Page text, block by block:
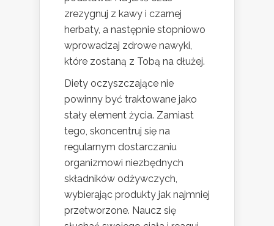
zrezygnuj z kawy i czarnej
herbaty, a następnie stopniowo
wprowadzaj zdrowe nawyki,
które zostaną z Tobą na dłużej.
Diety oczyszczające nie
powinny być traktowane jako
stały element życia. Zamiast
tego, skoncentruj się na
regularnym dostarczaniu
organizmowi niezbędnych
składników odżywczych,
wybierając produkty jak najmniej
przetworzone. Naucz się